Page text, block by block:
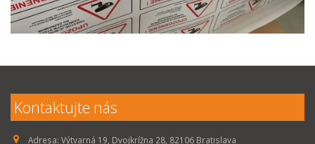
Kontaktujte nás
Adresa: Výtvarná 19, Dvojkrížna 28, 82106 Bratislava